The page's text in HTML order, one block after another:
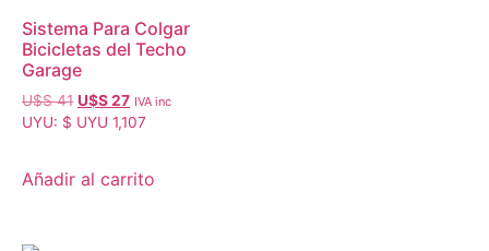
Sistema Para Colgar
Bicicletas del Techo
Garage
U$S41 U$S27 IVA inc
UYU: $ UYU 1,107
Añadir al carrito